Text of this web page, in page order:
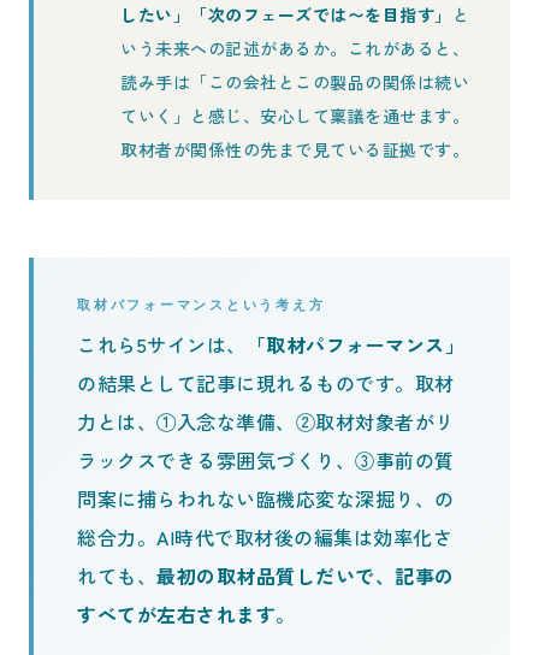
したい」「次のフェーズでは〜を目指す」
と
いう未来への記述があるか。これがあると、
読み手は「この会社とこの製品の関係は続い
ていく」と感じ、安心して稟議を通せます。
取材者が関係性の先まで見ている証拠です。
取材パフォーマンスという考え方
これら5サインは、
「取材パフォーマンス」
の結果として記事に現れるものです。取材
力とは、①入念な準備、②取材対象者がリ
ラックスできる雰囲気づくり、③事前の質
問案に捕らわれない臨機応変な深掘り、の
総合力。AI時代で取材後の編集は効率化さ
れても、 最初の取材品質しだいで、記事の
すべてが左右されます。